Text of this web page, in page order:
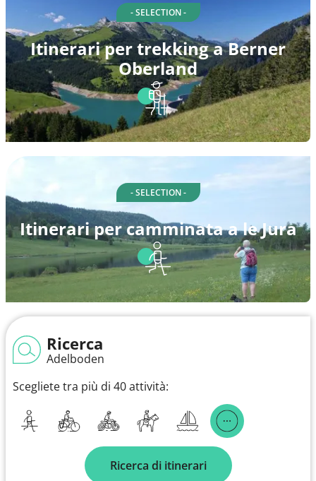
- SELECTION -
Itinerari per trekking a Berner
Oberland
- SELECTION -
Itinerari per camminata a le Jura
Ricerca
Adelboden
Scegliete tra più di 40 attività:
Ricerca di itinerari